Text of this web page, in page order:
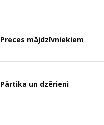
Preces mājdzīvniekiem
Pārtika un dzērieni